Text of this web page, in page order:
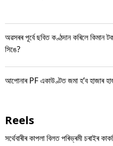
অৱসৰৰ পূৰ্বে ছবিত কণ্ঠদান কৰিলে কিমান
সিঙে?
আপোনাৰ PF একাউণ্টত জমা হ’ব হাজাৰ
Reels
সৰ্থেবাৰীৰ কাপলা বিলত পৰিভ্ৰমী চৰাইৰ